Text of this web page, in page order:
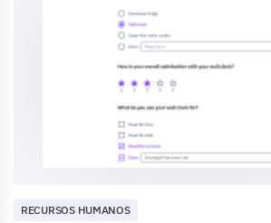
RECURSOS HUMANOS